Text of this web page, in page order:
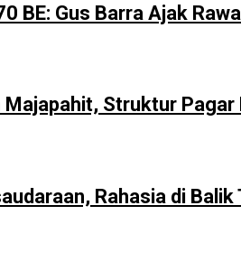
BE: Gus Barra Ajak
Struktur
Rahasia di